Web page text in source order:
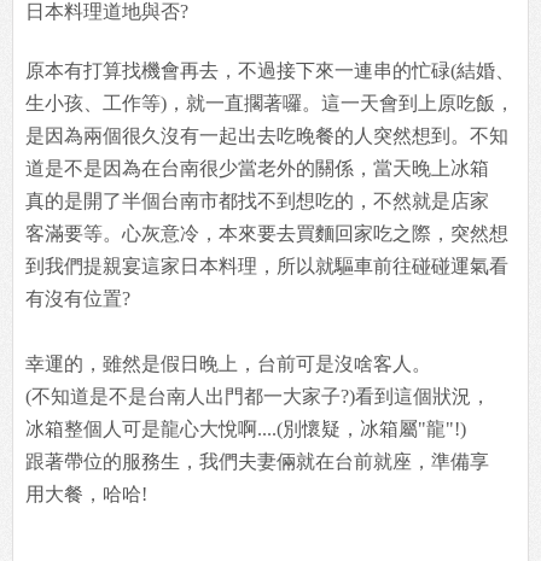
日本料理道地與否?
原本有打算找機會再去，不過接下來一連串的忙碌(結婚、
生小孩、工作等)，就一直擱著囉。這一天會到上原吃飯，
是因為兩個很久沒有一起出去吃晚餐的人突然想到。不知
道是不是因為在台南很少當老外的關係，當天晚上冰箱
真的是開了半個台南市都找不到想吃的，不然就是店家
客滿要等。心灰意冷，本來要去買麵回家吃之際，突然想
到我們提親宴這家日本料理，所以就驅車前往碰碰運氣看
有沒有位置?
幸運的，雖然是假日晚上，台前可是沒啥客人。
(不知道是不是台南人出門都一大家子?)看到這個狀況，
冰箱整個人可是龍心大悅啊....(別懷疑，冰箱屬"龍"!)
跟著帶位的服務生，我們夫妻倆就在台前就座，準備享
用大餐，哈哈!